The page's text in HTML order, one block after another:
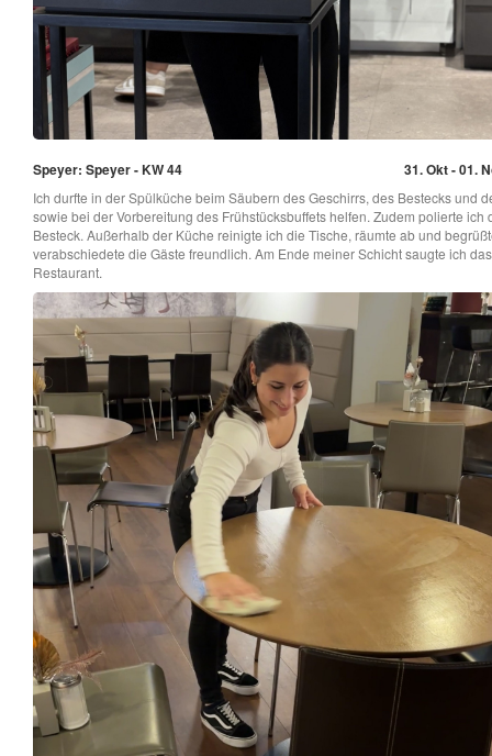
Speyer: Speyer - KW 44 31. Okt - 01.
Ich durfte in der Spülküche beim Säubern des Geschirrs, des Bestecks und
sowie bei der Vorbereitung des Frühstücksbuffets helfen. Zudem polierte ich
Besteck. Außerhalb der Küche reinigte ich die Tische, räumte ab und
verabschiedete die Gäste freundlich. Am Ende meiner Schicht saugte ich das
Restaurant.